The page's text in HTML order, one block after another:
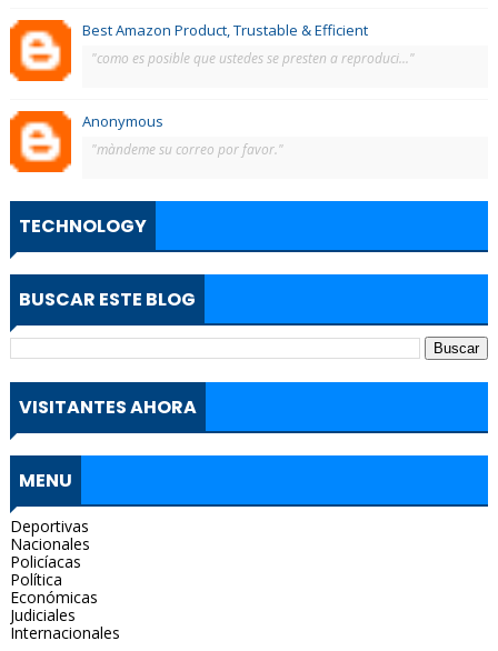
Best Amazon Product, Trustable & Efficient
"como es posible que ustedes se presten a reproduci..."
Anonymous
"màndeme su correo por favor."
TECHNOLOGY
BUSCAR ESTE BLOG
VISITANTES AHORA
MENU
Deportivas
Nacionales
Policíacas
Política
Económicas
Judiciales
Internacionales